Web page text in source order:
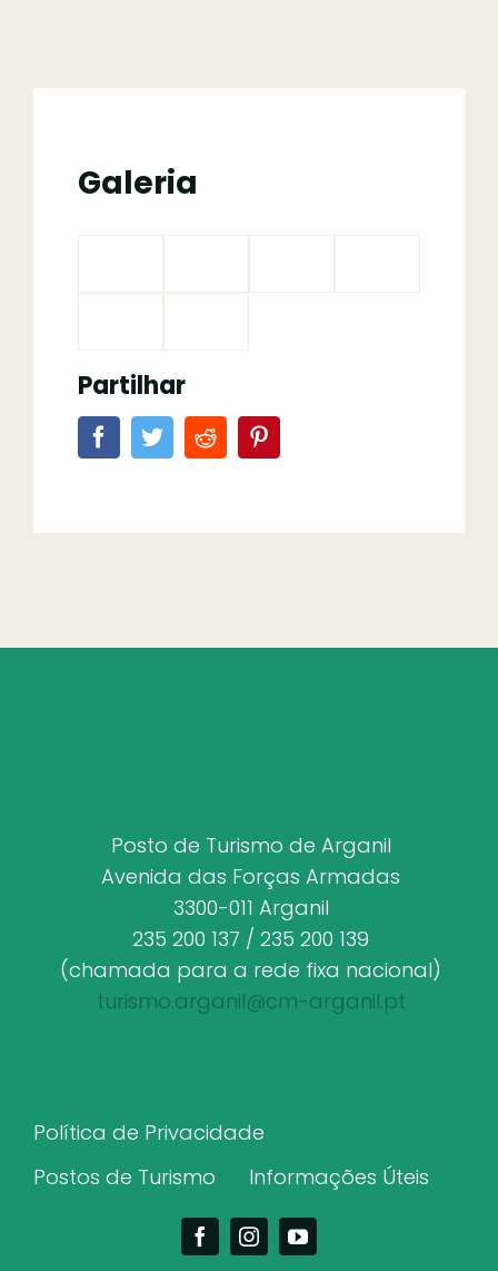
Galeria
Partilhar
Posto de Turismo de Arganil
Avenida das Forças Armadas
3300-011 Arganil
235 200 137 / 235 200 139
(chamada para a rede fixa nacional)
turismo.arganil@cm-arganil.pt
Política de Privacidade
Postos de Turismo
Informações Úteis